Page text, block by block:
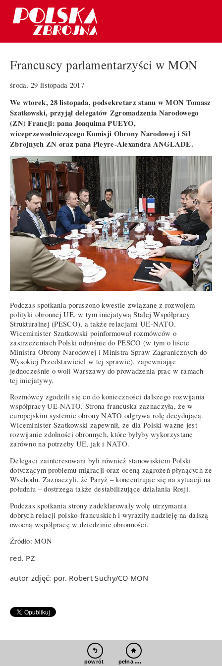
Francuscy parlamentarzyści w MON
środa, 29 listopada 2017
We wtorek, 28 listopada, podsekretarz stanu w MON Tomasz
Szatkowski, przyjął delegatów Zgromadzenia Narodowego
(ZN) Francji: pana Joaquima PUEYO,
wiceprzewodniczącego Komisji Obrony Narodowej i Sił
Zbrojnych ZN oraz pana Pieyre-Alexandra ANGLADE.
Podczas spotkania poruszono kwestie związane z rozwojem
polityki obronnej UE, w tym inicjatywą Stałej Współpracy
Strukturalnej (PESCO), a także relacjami UE-NATO.
Wiceminister Szatkowski poinformował rozmówców o
zastrzeżeniach Polski odnośnie do PESCO (w tym o liście
Ministra Obrony Narodowej i Ministra Spraw Zagranicznych do
Wysokiej Przedstawiciel w tej sprawie), zapewniając
jednocześnie o woli Warszawy do prowadzenia prac w ramach
tej inicjatywy.
Rozmówcy zgodzili się co do konieczności dalszego rozwijania
współpracy UE-NATO. Strona francuska zaznaczyła, że w
europejskim systemie obrony NATO odgrywa rolę decydującą.
Wiceminister Szatkowski zapewnił, że dla Polski ważne jest
rozwijanie zdolności obronnych, które byłyby wykorzystane
zarówno na potrzeby UE, jak i NATO.
Delegaci zainteresowani byli również stanowiskiem Polski
dotyczącym problemu migracji oraz oceną zagrożeń płynących ze
Wschodu. Zaznaczyli, że Paryż – koncentrując się na sytuacji na
południu – dostrzega także destabilizujące działania Rosji.
Podczas spotkania strony zadeklarowały wolę utrzymania
dobrych relacji polsko-francuskich i wyraziły nadzieję na dalszą
owocną współpracę w dziedzinie obronności.
Źródło: MON
red. PZ
autor zdjęć: por. Robert Suchy/CO MON
powrót pełna wersja